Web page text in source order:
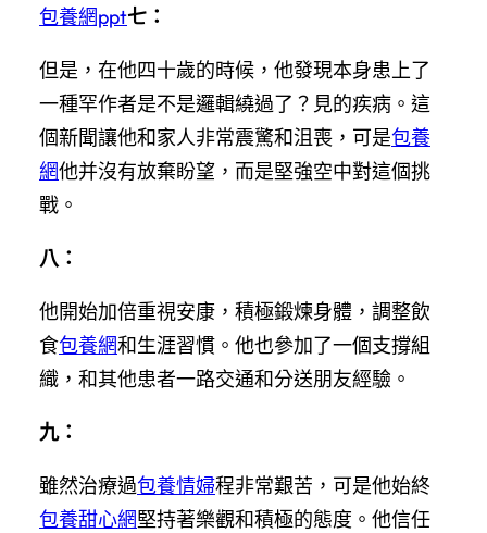
包養網ppt七：
但是，在他四十歲的時候，他發現本身患上了
一種罕作者是不是邏輯繞過了？見的疾病。這
個新聞讓他和家人非常震驚和沮喪，可是包養
網他并沒有放棄盼望，而是堅強空中對這個挑
戰。
八：
他開始加倍重視安康，積極鍛煉身體，調整飲
食包養網和生涯習慣。他也參加了一個支撐組
織，和其他患者一路交通和分送朋友經驗。
九：
雖然治療過包養情婦程非常艱苦，可是他始終
包養甜心網堅持著樂觀和積極的態度。他信任